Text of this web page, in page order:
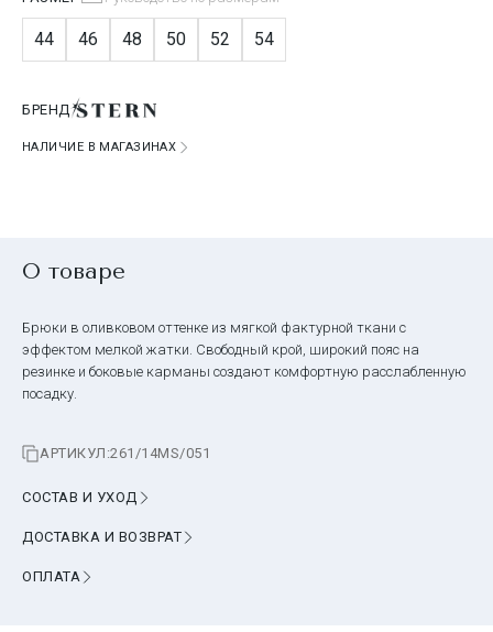
44 46 48 50 52 54
БРЕНД
НАЛИЧИЕ В МАГАЗИНАХ
О товаре
Брюки в оливковом оттенке из мягкой фактурной ткани с
эффектом мелкой жатки. Свободный крой, широкий пояс на
резинке и боковые карманы создают комфортную расслабленную
посадку.
АРТИКУЛ:261/14MS/051
СОСТАВ И УХОД
ДОСТАВКА И ВОЗВРАТ
ОПЛАТА